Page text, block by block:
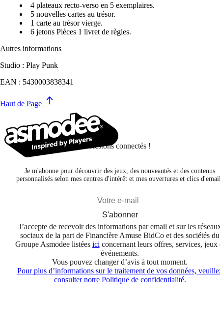
4 plateaux recto-verso en 5 exemplaires.
5 nouvelles cartes au trésor.
1 carte au trésor vierge.
6 jetons Pièces 1 livret de règles.
Autres informations
Studio : Play Punk
EAN : 5430003838341
Haut de Page
Restons connectés !
Je m'abonne pour découvrir des jeux, des nouveautés et des contenus
personnalisés selon mes centres d'intérêt et mes ouvertures et clics
S'abonner
J’accepte de recevoir des informations par email et sur les
sociaux de la part de Financière Amuse BidCo et des sociétés du
Groupe Asmodee listées ici concernant leurs offres, services, jeux
événements.
Vous pouvez changer d’avis à tout moment.
Pour plus d’informations sur le traitement de vos données,
consulter notre Politique de confidentialité.